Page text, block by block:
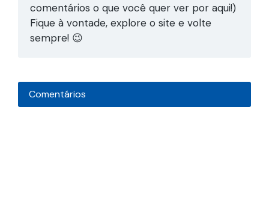
comentários o que você quer ver por aqui!)
Fique à vontade, explore o site e volte
sempre! 😉
Comentários